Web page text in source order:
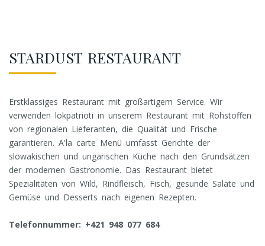
STARDUST RESTAURANT
Erstklassiges Restaurant mit großartigem Service. Wir
verwenden lokpatrioti in unserem Restaurant mit Rohstoffen
von regionalen Lieferanten, die Qualität und Frische
garantieren. A'la carte Menü umfasst Gerichte der
slowakischen und ungarischen Küche nach den Grundsätzen
der modernen Gastronomie. Das Restaurant bietet
Spezialitäten von Wild, Rindfleisch, Fisch, gesunde Salate und
Gemüse und Desserts nach eigenen Rezepten.
Telefonnummer: +421 948 077 684